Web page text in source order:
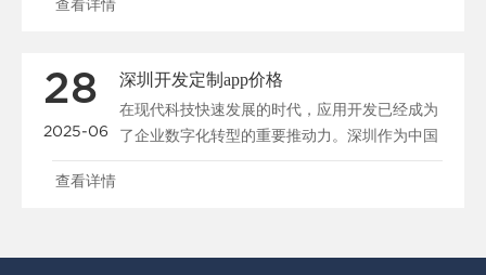
查看详情
28
2025-06
深圳开发定制app价格
在现代科技快速发展的时代，应用开发已经成为
了企业数字化转型的重要推动力。深圳作为中国
科技人才和创新资源丰富的城市，吸引了...
查看详情